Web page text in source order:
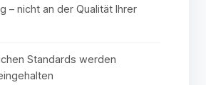
– nicht an der Qualität Ihrer
Standards werden